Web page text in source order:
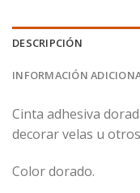
DESCRIPCIÓN
INFORMACIÓN
Cinta adhesiva
decorar velas u
Color dorado.